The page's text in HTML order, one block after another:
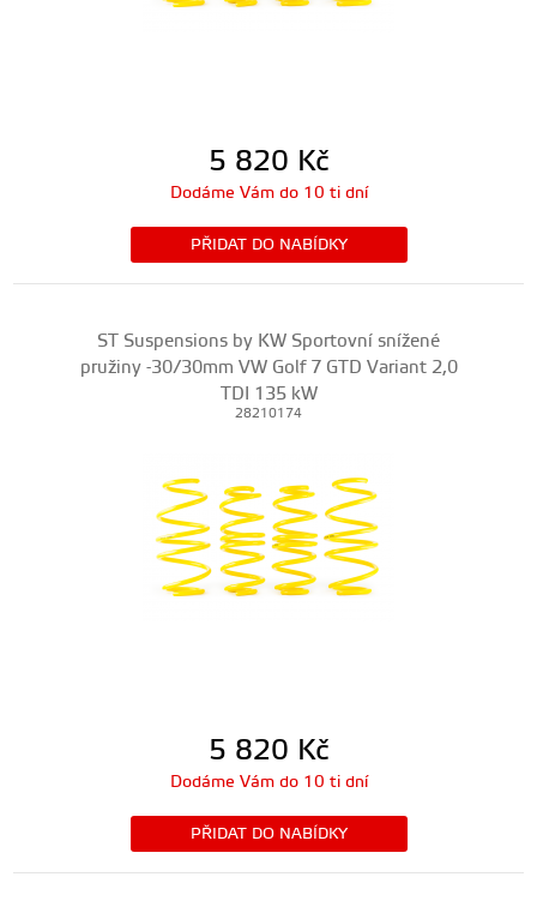
5 820 Kč
Dodáme Vám do 10 ti dní
PŘIDAT DO NABÍDKY
ST Suspensions by KW Sportovní snížené
pružiny -30/30mm VW Golf 7 GTD Variant 2,0
TDI 135 kW
28210174
5 820 Kč
Dodáme Vám do 10 ti dní
PŘIDAT DO NABÍDKY